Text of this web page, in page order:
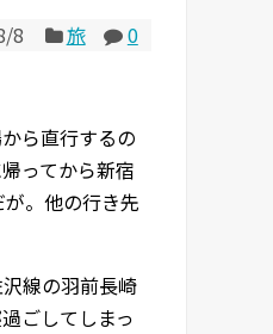
8 旅
0
ら直行するの
ってから新宿
。他の行き先
線の羽前長崎
ごしてしまっ